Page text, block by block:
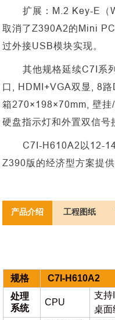
扩展： M.2 Key-E（
取消了Z390A2的Mini
过外接USB模块实现。
其他规格延续C7I系
口, HDMI+VGA双显, 8
箱270×198×70mm, 壁
硬盘指示灯和外置双信号
C7I-H610A2以12-
Z390版的经济型方案提
产品介绍 工程图纸
规格
C7I-H610A2
处理
系统
CPU
支持
桌面